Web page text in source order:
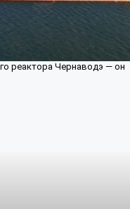
реактора Чернаводэ — он